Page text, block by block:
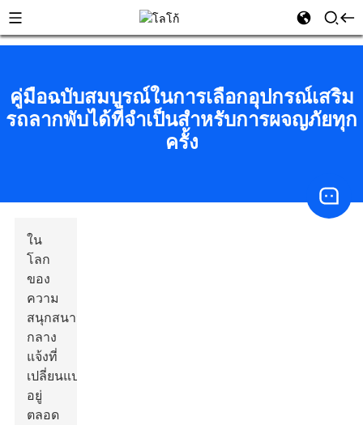
คู่มือฉบับสมบูรณ์ในการเลือกอุปกรณ์เสริม
รถลากพับได้ที่จำเป็นสำหรับการผจญภัยทุก
ครั้ง
ใน
โลก
ของ
ความ
สนุกสนาน
กลาง
แจ้งที่
เปลี่ยนแปลง
อยู่
ตลอด